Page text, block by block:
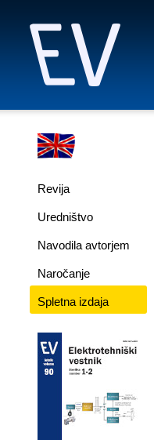
Revija
Uredništvo
Navodila avtorjem
Naročanje
Spletna izdaja